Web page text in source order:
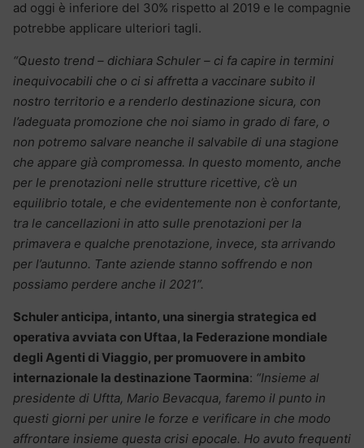
ad oggi è inferiore del 30% rispetto al 2019 e le compagnie
potrebbe applicare ulteriori tagli.
“Questo trend – dichiara Schuler – ci fa capire in termini
inequivocabili che o ci si affretta a vaccinare subito il
nostro territorio e a renderlo destinazione sicura, con
l’adeguata promozione che noi siamo in grado di fare, o
non potremo salvare neanche il salvabile di una stagione
che appare già compromessa. In questo momento, anche
per le prenotazioni nelle strutture ricettive, c’è un
equilibrio totale, e che evidentemente non è confortante,
tra le cancellazioni in atto sulle prenotazioni per la
primavera e qualche prenotazione, invece, sta arrivando
per l’autunno. Tante aziende stanno soffrendo e non
possiamo perdere anche il 2021”.
Schuler anticipa, intanto, una sinergia strategica ed
operativa avviata con Uftaa, la Federazione mondiale
degli Agenti di Viaggio, per promuovere in ambito
internazionale la destinazione Taormina: “Insieme al
presidente di Uftta, Mario Bevacqua, faremo il punto in
questi giorni per unire le forze e verificare in che modo
affrontare insieme questa crisi epocale. Ho avuto frequenti